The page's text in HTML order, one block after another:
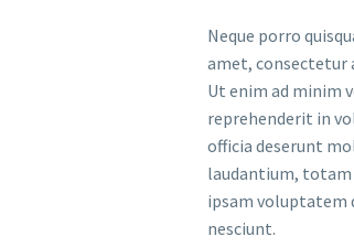
Neque porro
amet, consectetur
Ut enim ad minim
reprehenderit in
officia deserunt
laudantium, totam
ipsam voluptatem
nesciunt.